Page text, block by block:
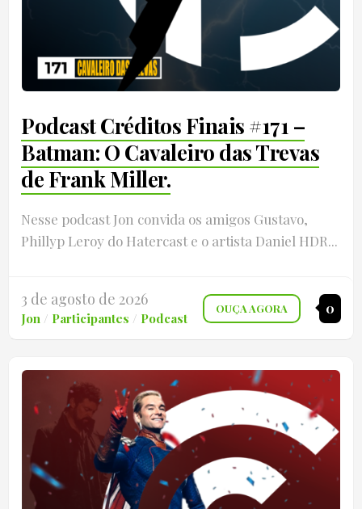
Podcast Créditos Finais #171 –
Batman: O Cavaleiro das Trevas
de Frank Miller.
Nesse podcast Jon convida os amigos Gustavo,
Phillyp Leroy do Hatercast e o artista Daniel HDR...
3 de agosto de 2026
Jon / Participantes / Podcast
0
OUÇA AGORA